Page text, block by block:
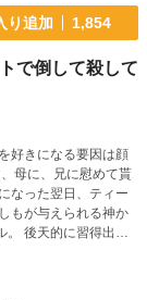
り追加 1,854
で倒して殺して
好きになる要因は顔
。 後天的に習得出来
ール